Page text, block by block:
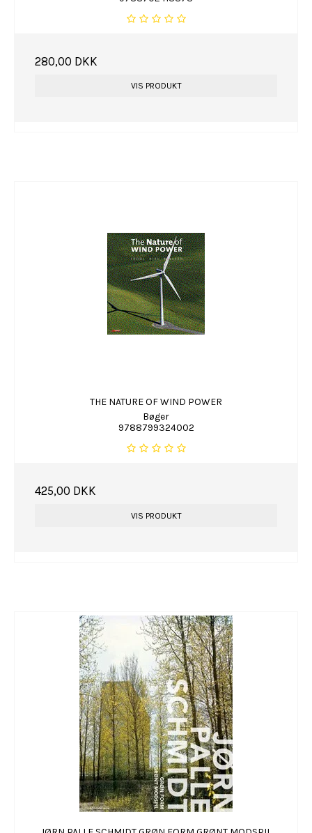
280,00 DKK
VIS PRODUKT
THE NATURE OF WIND POWER
Bøger
9788799324002
425,00 DKK
VIS PRODUKT